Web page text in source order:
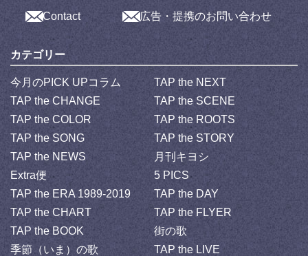
Contact 広告・提携のお問い合わせ
カテゴリー
今月のPICK UPコラム
TAP the NEXT
TAP the CHANGE
TAP the SCENE
TAP the COLOR
TAP the ROOTS
TAP the SONG
TAP the STORY
TAP the NEWS
月刊キヨシ
Extra便
5 PICS
TAP the ERA 1989-2019
TAP the DAY
TAP the CHART
TAP the FLYER
TAP the BOOK
街の歌
季節（いま）の歌
TAP the LIVE